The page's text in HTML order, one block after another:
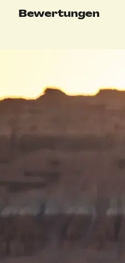
Bewertungen